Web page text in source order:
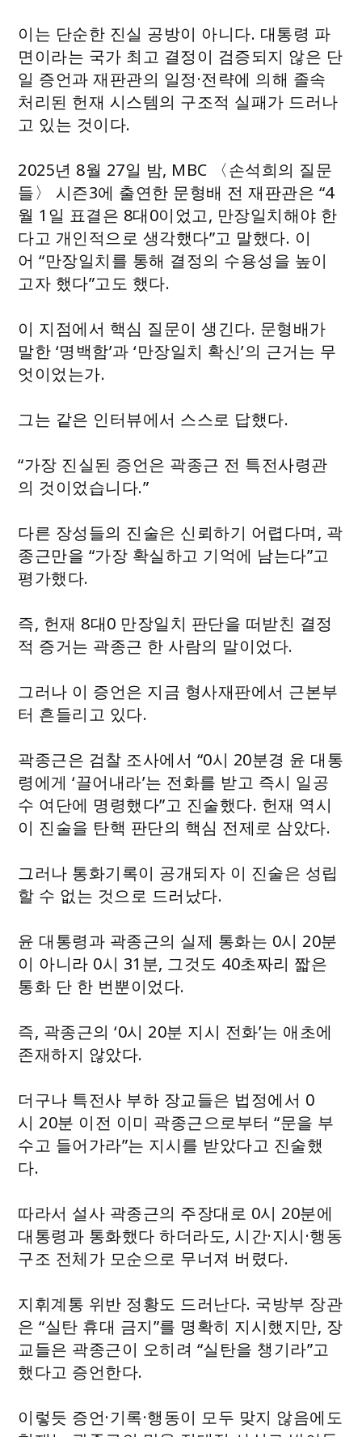
이는 단순한 진실 공방이 아니다. 대통령 파
면이라는 국가 최고 결정이 검증되지 않은 단
일 증언과 재판관의 일정·전략에 의해 졸속
처리된 헌재 시스템의 구조적 실패가 드러나
고 있는 것이다.
2025년 8월 27일 밤, MBC 〈손석희의 질문
들〉 시즌3에 출연한 문형배 전 재판관은 “4
월 1일 표결은 8대0이었고, 만장일치해야 한
다고 개인적으로 생각했다”고 말했다. 이
어 “만장일치를 통해 결정의 수용성을 높이
고자 했다”고도 했다.
이 지점에서 핵심 질문이 생긴다. 문형배가
말한 ‘명백함’과 ‘만장일치 확신’의 근거는 무
엇이었는가.
그는 같은 인터뷰에서 스스로 답했다.
“가장 진실된 증언은 곽종근 전 특전사령관
의 것이었습니다.”
다른 장성들의 진술은 신뢰하기 어렵다며, 곽
종근만을 “가장 확실하고 기억에 남는다”고
평가했다.
즉, 헌재 8대0 만장일치 판단을 떠받친 결정
적 증거는 곽종근 한 사람의 말이었다.
그러나 이 증언은 지금 형사재판에서 근본부
터 흔들리고 있다.
곽종근은 검찰 조사에서 “0시 20분경 윤 대통
령에게 ‘끌어내라’는 전화를 받고 즉시 일공
수 여단에 명령했다”고 진술했다. 헌재 역시
이 진술을 탄핵 판단의 핵심 전제로 삼았다.
그러나 통화기록이 공개되자 이 진술은 성립
할 수 없는 것으로 드러났다.
윤 대통령과 곽종근의 실제 통화는 0시 20분
이 아니라 0시 31분, 그것도 40초짜리 짧은
통화 단 한 번뿐이었다.
즉, 곽종근의 ‘0시 20분 지시 전화’는 애초에
존재하지 않았다.
더구나 특전사 부하 장교들은 법정에서 0
시 20분 이전 이미 곽종근으로부터 “문을 부
수고 들어가라”는 지시를 받았다고 진술했
다.
따라서 설사 곽종근의 주장대로 0시 20분에
대통령과 통화했다 하더라도, 시간·지시·행동
구조 전체가 모순으로 무너져 버렸다.
지휘계통 위반 정황도 드러난다. 국방부 장관
은 “실탄 휴대 금지”를 명확히 지시했지만, 장
교들은 곽종근이 오히려 “실탄을 챙기라”고
했다고 증언한다.
이렇듯 증언·기록·행동이 모두 맞지 않음에도